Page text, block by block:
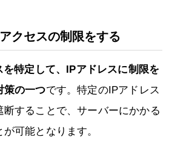
クセスの制限をする
特定して、IPアドレスに制限を
策の一つです。特定のIPアドレス
断することで、サーバーにかかる
可能となります。